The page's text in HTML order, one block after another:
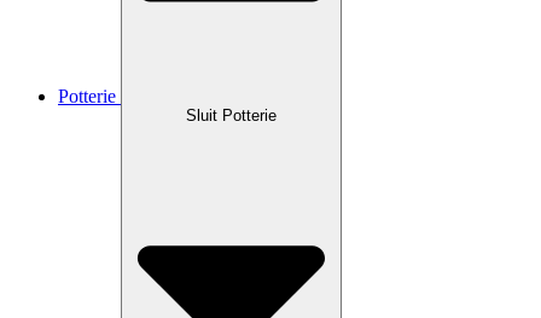
Potterie
Sluit Potterie